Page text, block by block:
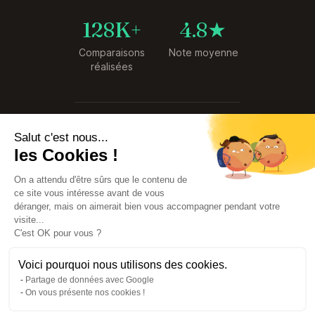
Salut c'est nous...
les Cookies !
On a attendu d'être sûrs que le contenu de
ce site vous intéresse avant de vous
déranger, mais on aimerait bien vous accompagner pendant votre
visite...
C'est OK pour vous ?
Voici pourquoi nous utilisons des cookies.
Partage de données avec Google
On vous présente nos cookies !
128K+
Comparaisons
réalisées
4.8★
Note moyenne
© 2026 SyndiCompare. Tous droits
Premier comparateur de tarifs de
Service
gratuit
sécurisées